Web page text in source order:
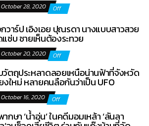
October 28, 2020 Off
วาร์ป เอิงเอย ปุณรดา นางแบบสาวสวย
ซ่บ ชายเห็นต้องระทวย
October 20, 2020 Off
ตถุประหลาดลอยเหนือน่านฟ้าที่จังหวัด
งใหม่ หลายคนลือกันว่าเป็น UFO
October 16, 2020 Off
กษา ‘น้ำอุ่น’ ในคดีมอมเหล้า ‘ลันลา